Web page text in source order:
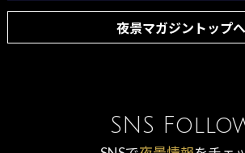
夜景マガジントップへ
SNS